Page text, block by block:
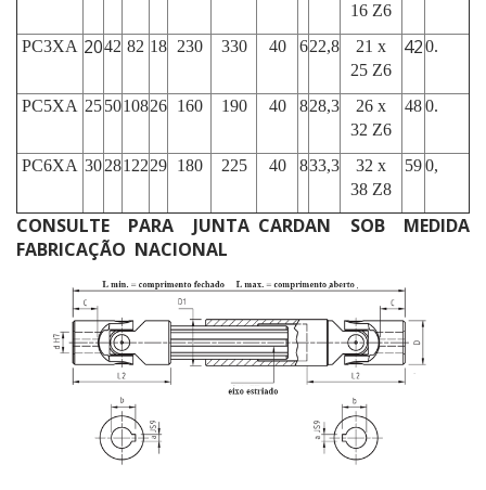
16 Z6
PC3XA 2042 82 18 230 330 40 622,8
21 x
25 Z6
420.
PC5XA 255010826 160 190 40 828,3
26 x
32 Z6
480.
PC6XA 302812229 180 225 40 833,3
32 x
38 Z8
590,
CONSULTE PARA JUNTA CARDAN SOB MEDIDA
FABRICAÇÃO NACIONAL